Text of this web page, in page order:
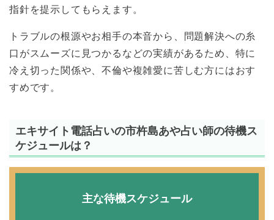
指針を提示してもらえます。
トラブルの根源やお相手の本音から、問題解決への糸
口がスムーズに見つかるなどの実績があるため、特に
冷え切った関係や、不倫や複雑愛に苦しむ方にはおす
すめです。
エキサイト電話占いの市杵島あや占い師の待機ス
ケジュールは？
主な待機スケジュール